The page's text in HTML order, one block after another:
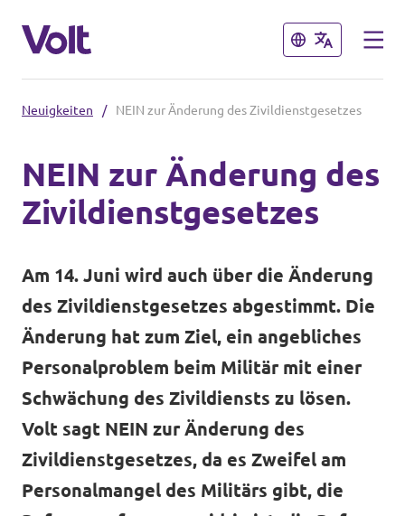
Schließen
Volt Teams in der Schweiz
Volt vor Ort
Einige weitere Volt Chapter
Volt Deutschland
Volt Frankreich
Schließen
Programm
Über Volt
Menschen
Neuigkeiten
Unsere Events
Neuigkeiten / NEIN zur Änderung des Zivildienstgesetzes
NEIN zur Änderung des
Zivildienstgesetzes
Am 14. Juni wird auch über die Änderung
des Zivildienstgesetzes abgestimmt. Die
Änderung hat zum Ziel, ein angebliches
Personalproblem beim Militär mit einer
Schwächung des Zivildiensts zu lösen.
Volt sagt NEIN zur Änderung des
Zivildienstgesetzes, da es Zweifel am
Personalmangel des Militärs gibt, die